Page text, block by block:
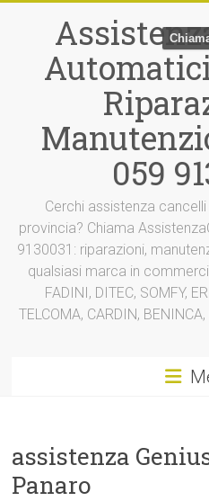
contenuto
059
Cerchi assistenza
provincia? Chiama
9130031: riparazioni,
qualsiasi marca in
FADINI, DITEC, SOMFY,
TELCOMA, CARDIN,
assistenza
Panaro